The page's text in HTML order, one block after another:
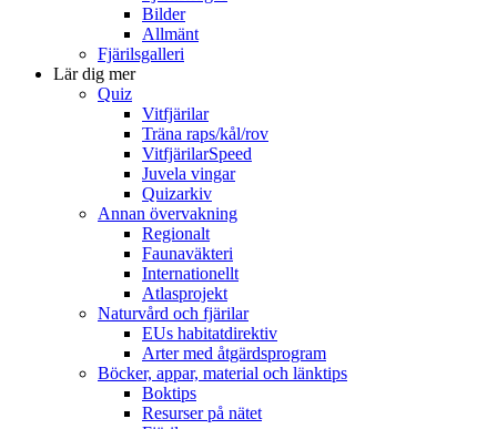
Bilder
Allmänt
Fjärilsgalleri
Lär dig mer
Quiz
Vitfjärilar
Träna raps/kål/rov
VitfjärilarSpeed
Juvela vingar
Quizarkiv
Annan övervakning
Regionalt
Faunaväkteri
Internationellt
Atlasprojekt
Naturvård och fjärilar
EUs habitatdirektiv
Arter med åtgärdsprogram
Böcker, appar, material och länktips
Boktips
Resurser på nätet